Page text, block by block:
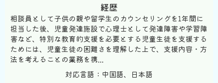
経歴
相談員として子供の親や留学生のカウンセリングを1年間に
担当した後、児童発達施設で心理士として発達障害や学習障
害など、特別な教育的支援を必要とする児童生徒を支援する
ためには、児童生徒の困難さを理解した上で、支援内容・方
法を考えることの業務を携...
対応言語：中国語、日本語